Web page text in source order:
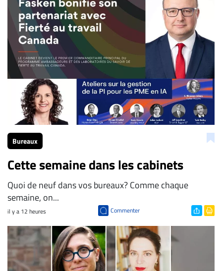
Bureaux
Cette semaine dans les cabinets
Quoi de neuf dans vos bureaux? Comme chaque
semaine, on...
il y a 12 heures Commenter